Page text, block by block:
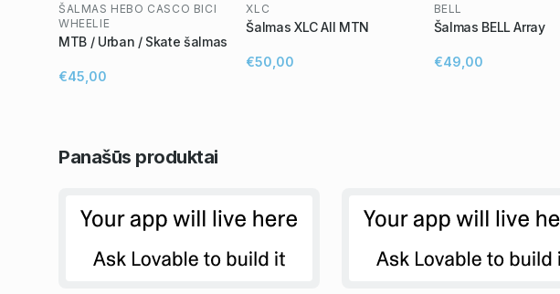
ŠALMAS HEBO CASCO BICI
WHEELIE
MTB / Urban / Skate šalmas
€45,00
XLC
Šalmas XLC All MTN
€50,00
BELL
Šalmas BELL Array
€49,00
Panašūs produktai